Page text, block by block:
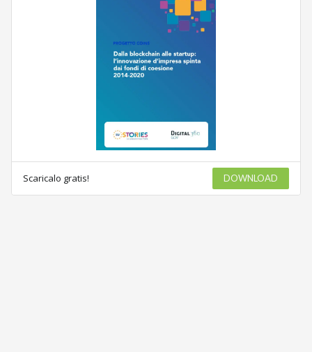
Scaricalo gratis! DOWNLOAD